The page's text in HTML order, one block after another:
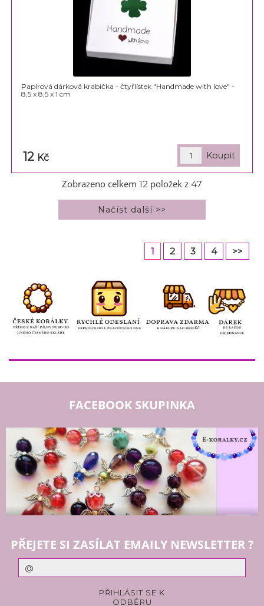
Papírová dárková krabička - čtyřlístek "Handmade with love" -
8,5 x 8,5 x 1 cm
12 Kč
Zobrazeno celkem 12 položek z 47
1 2 3 4 >>
FACEBOOK SKUPINKA
PŘEJETE SI ZASÍLAT EMAILY NEWSLETTER ?